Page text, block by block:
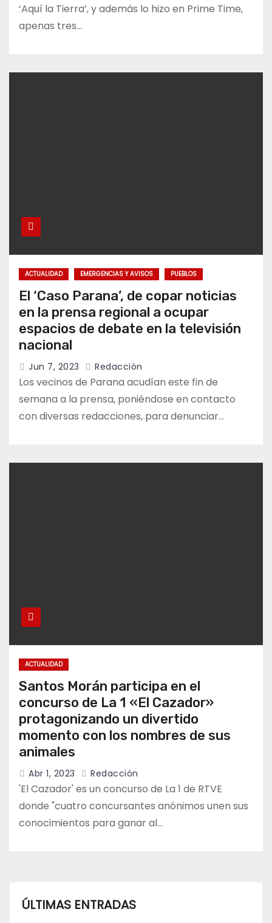
‘Aquí la Tierra’, y además lo hizo en Prime Time,
apenas tres…
ACTUALIDAD EMERGENCIAS Y AVISOS PUEBLOS
El ‘Caso Parana’, de copar noticias
en la prensa regional a ocupar
espacios de debate en la televisión
nacional
Jun 7, 2023 Redacción
Los vecinos de Parana acudían este fin de
semana a la prensa, poniéndose en contacto
con diversas redacciones, para denunciar…
ACTUALIDAD
Santos Morán participa en el
concurso de La 1 «El Cazador»
protagonizando un divertido
momento con los nombres de sus
animales
Abr 1, 2023 Redacción
'El Cazador' es un concurso de La 1 de RTVE
donde "cuatro concursantes anónimos unen sus
conocimientos para ganar al…
ÚLTIMAS ENTRADAS